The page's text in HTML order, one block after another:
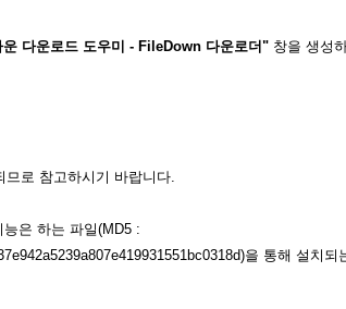
다운로드 도우미 - FileDown 다운로더" 창을 생성
므로 참고하시기 바랍니다.
은 하는 파일(MD5 :
을 통해 설치되